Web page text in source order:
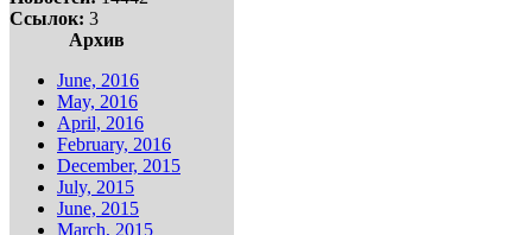
Ссылок: 3
Архив
June, 2016
May, 2016
April, 2016
February, 2016
December, 2015
July, 2015
June, 2015
March, 2015